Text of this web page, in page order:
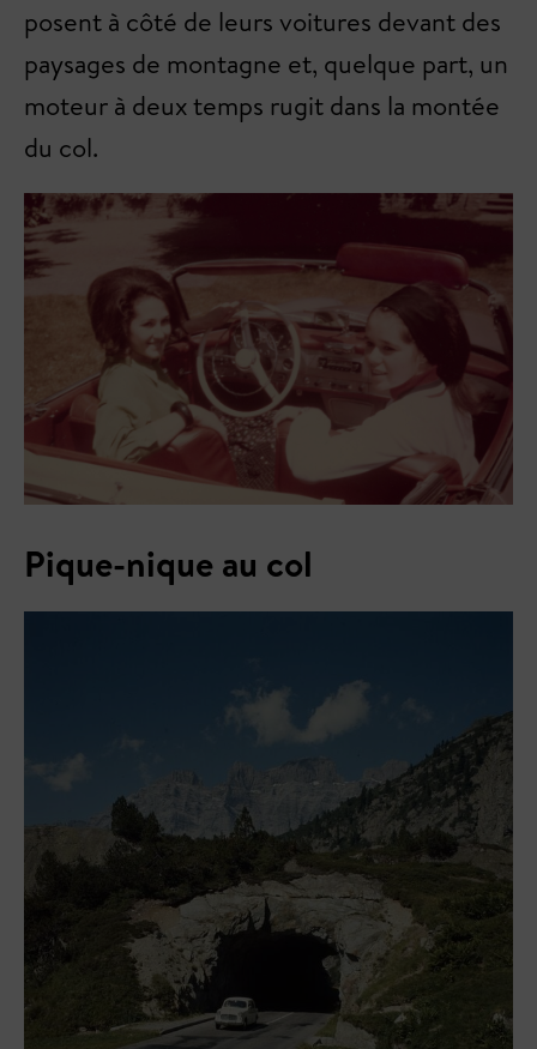
posent à côté de leurs voitures devant des
paysages de montagne et, quelque part, un
moteur à deux temps rugit dans la montée
du col.
Pique-nique au col